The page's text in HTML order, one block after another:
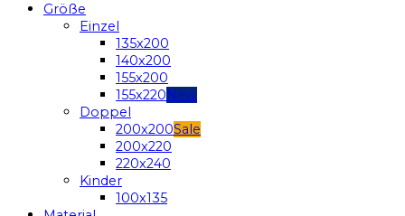
Größe
Einzel
135x200
140x200
155x200
155x220
Doppel
200x200
200x220
220x240
Kinder
100x135